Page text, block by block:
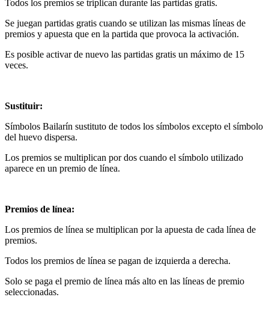
Todos los premios se triplican durante las partidas gratis.
Se juegan partidas gratis cuando se utilizan las mismas líneas de
premios y apuesta que en la partida que provoca la activación.
Es posible activar de nuevo las partidas gratis un máximo de 15
veces.
Sustituir:
Símbolos Bailarín sustituto de todos los símbolos excepto el símbolo
del huevo dispersa.
Los premios se multiplican por dos cuando el símbolo utilizado
aparece en un premio de línea.
Premios de línea:
Los premios de línea se multiplican por la apuesta de cada línea de
premios.
Todos los premios de línea se pagan de izquierda a derecha.
Solo se paga el premio de línea más alto en las líneas de premio
seleccionadas.